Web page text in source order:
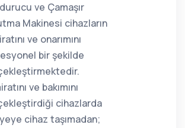
ve Çamaşır
Makinesi cihazların
ve onarımını
bir şekilde
ve bakımını
cihazlarda
cihaz taşımadan;